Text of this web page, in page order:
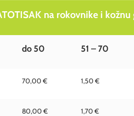
na rokovnike i
do 50 51 – 70
70,00 € 1,50 €
80,00 € 1,70 €